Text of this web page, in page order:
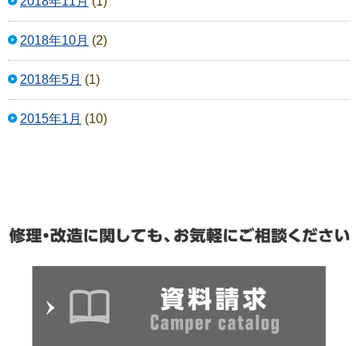
2018年10月 (2)
2018年5月 (1)
2015年1月 (10)